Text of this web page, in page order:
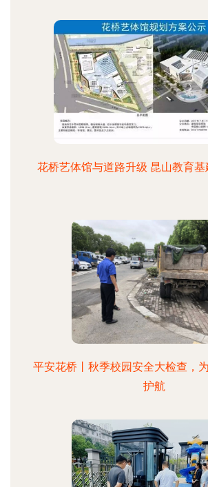
花桥艺体馆与道路升级 昆山教育基
平安花桥丨秋季校园安全大检查，
护航